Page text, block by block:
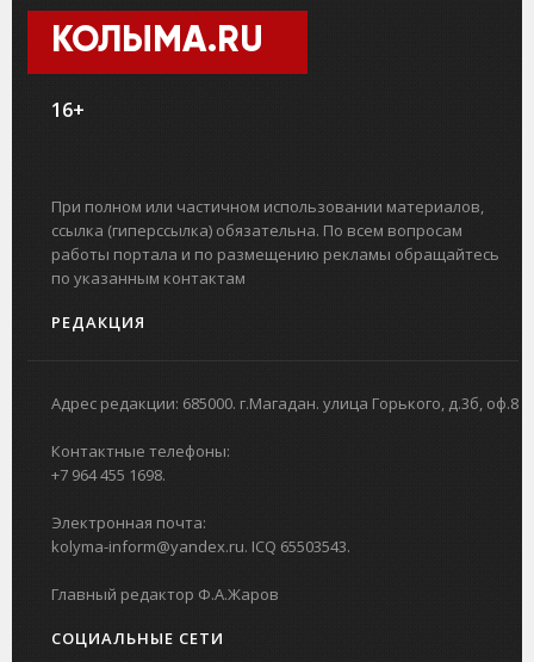
КОЛЫМА.RU
16+
При полном или частичном использовании материалов,
ссылка (гиперссылка) обязательна. По всем вопросам
работы портала и по размещению рекламы обращайтесь
по указанным контактам
РЕДАКЦИЯ
Адрес редакции: 685000. г.Магадан. улица Горького, д.3б, оф.8
Контактные телефоны:
+7 964 455 1698.
Электронная почта:
kolyma-inform@yandex.ru. ICQ 65503543.
Главный редактор Ф.А.Жаров
СОЦИАЛЬНЫЕ СЕТИ